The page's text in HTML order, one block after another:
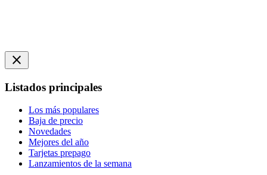
close
Listados principales
Los más populares
Baja de precio
Novedades
Mejores del año
Tarjetas prepago
Lanzamientos de la semana